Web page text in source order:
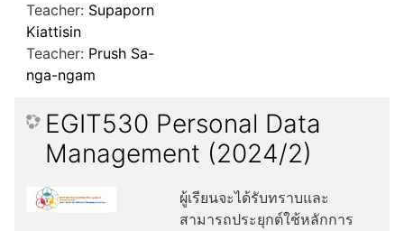
Teacher: Supaporn
Kiattisin
Teacher: Prush Sa-
nga-ngam
EGIT530 Personal Data
Management (2024/2)
ผู้เรียนจะได้รับทราบและ
สามารถประยุกต์ใช้หลักการ